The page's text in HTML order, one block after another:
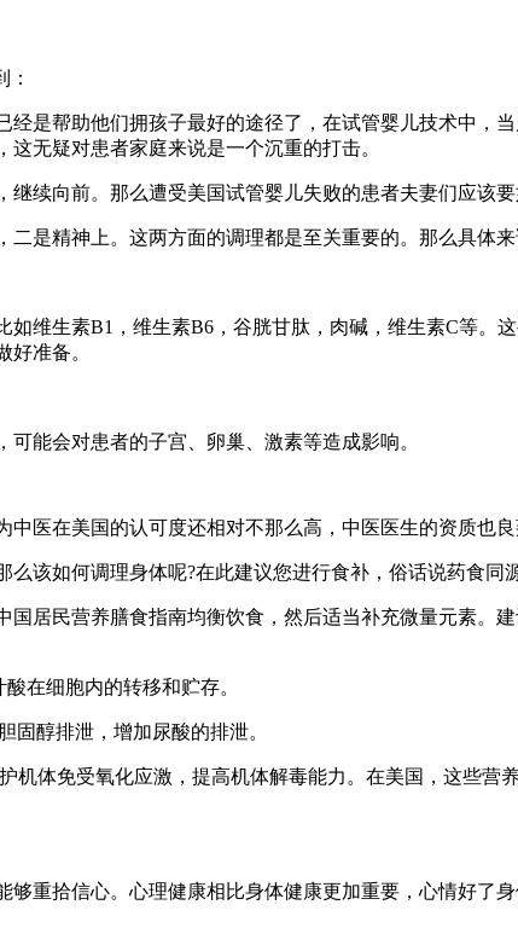
：
是帮助他们拥孩子最好的途径了，在试管婴儿技术中，
无疑对患者家庭来说是一个沉重的打击。
续向前。那么遭受美国试管婴儿失败的患者夫妻们应该
是精神上。这两方面的调理都是至关重要的。那么具体来
维生素B1，维生素B6，谷胱甘肽，肉碱，维生素C等。
准备。
能会对患者的子宫、卵巢、激素等造成影响。
医在美国的认可度还相对不那么高，中医医生的资质也良
该如何调理身体呢?在此建议您进行食补，俗话说药食同
居民营养膳食指南均衡饮食，然后适当补充微量元素。
在细胞内的转移和贮存。
固醇排泄，增加尿酸的排泄。
机体免受氧化应激，提高机体解毒能力。在美国，这些营
重拾信心。心理健康相比身体健康更加重要，心情好了